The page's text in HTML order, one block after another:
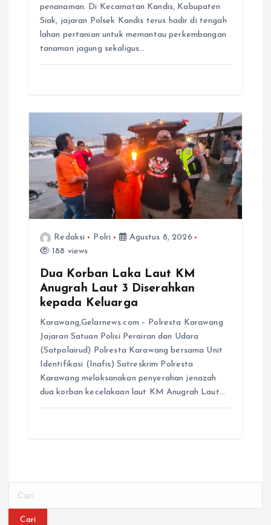
penanaman. Di Kecamatan Kandis, Kabupaten
Siak, jajaran Polsek Kandis terus hadir di tengah
lahan pertanian untuk memantau perkembangan
tanaman jagung sekaligus…
Redaksi Polri
Agustus 8, 2026
188 views
Dua Korban Laka Laut KM
Anugrah Laut 3 Diserahkan
kepada Keluarga
Karawang,Gelarnews.com – Polresta Karawang
Jajaran Satuan Polisi Perairan dan Udara
(Satpolairud) Polresta Karawang bersama Unit
Identifikasi (Inafis) Satreskrim Polresta
Karawang melaksanakan penyerahan jenazah
dua korban kecelakaan laut KM Anugrah Laut…